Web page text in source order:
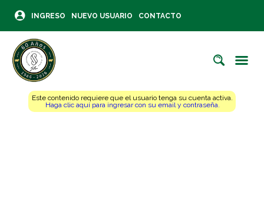
INGRESO NUEVO USUARIO CONTACTO
Este contenido requiere que el usuario tenga su cuenta activa.
Haga clic aquí para ingresar con su email y contraseña.